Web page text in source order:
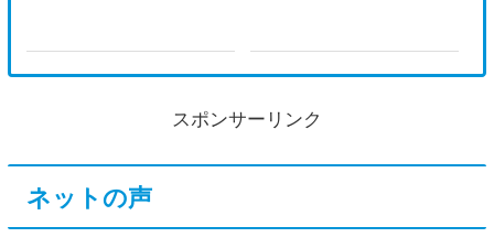
スポンサーリンク
ネットの声